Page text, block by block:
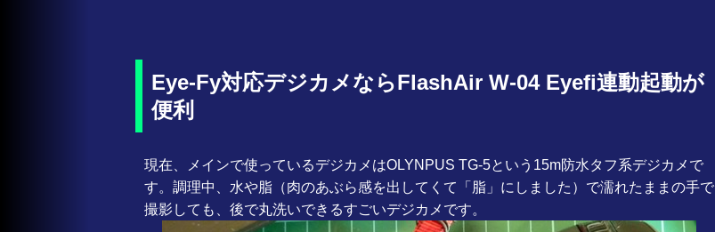
Eye-Fy対応デジカメならFlashAir W-04 Eyefi連動起動が
便利
現在、メインで使っているデジカメはOLYNPUS TG-5という15m防水タフ系デジカメで
す。調理中、水や脂（肉のあぶら感を出してくて「脂」にしました）で濡れたままの手で
撮影しても、後で丸洗いできるすごいデジカメです。